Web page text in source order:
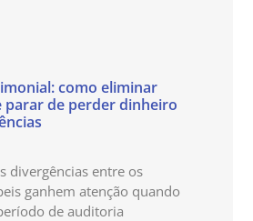
como eliminar
parar de perder dinheiro
divergências entre os
ganhem atenção quando
de auditoria